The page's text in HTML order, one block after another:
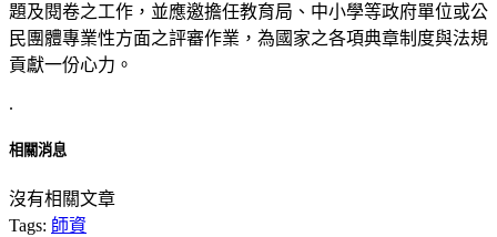
題及閱卷之工作，並應邀擔任教育局、中小學等政府單位或公
民團體專業性方面之評審作業，為國家之各項典章制度與法規
貢獻一份心力。
.
相關消息
沒有相關文章
Tags: 師資